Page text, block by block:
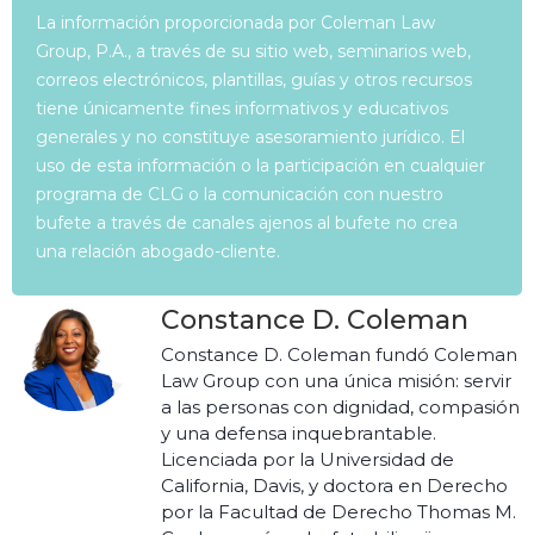
La información proporcionada por Coleman Law
Group, P.A., a través de su sitio web, seminarios web,
correos electrónicos, plantillas, guías y otros recursos
tiene únicamente fines informativos y educativos
generales y no constituye asesoramiento jurídico. El
uso de esta información o la participación en cualquier
programa de CLG o la comunicación con nuestro
bufete a través de canales ajenos al bufete no crea
una relación abogado-cliente.
Constance D. Coleman
Constance D. Coleman fundó Coleman
Law Group con una única misión: servir
a las personas con dignidad, compasión
y una defensa inquebrantable.
Licenciada por la Universidad de
California, Davis, y doctora en Derecho
por la Facultad de Derecho Thomas M.